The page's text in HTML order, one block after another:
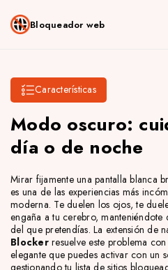
Bloqueador web
Características
Modo oscuro:
día o de noche
Mirar fijamente una pantalla blanca
es una de las experiencias más
moderna. Te duelen los ojos, te
engaña a tu cerebro, manteniéndote
del que pretendías. La extensión de
Blockerresuelve este problema con
elegante que puedes activar con un
gestionando tu lista de sitios